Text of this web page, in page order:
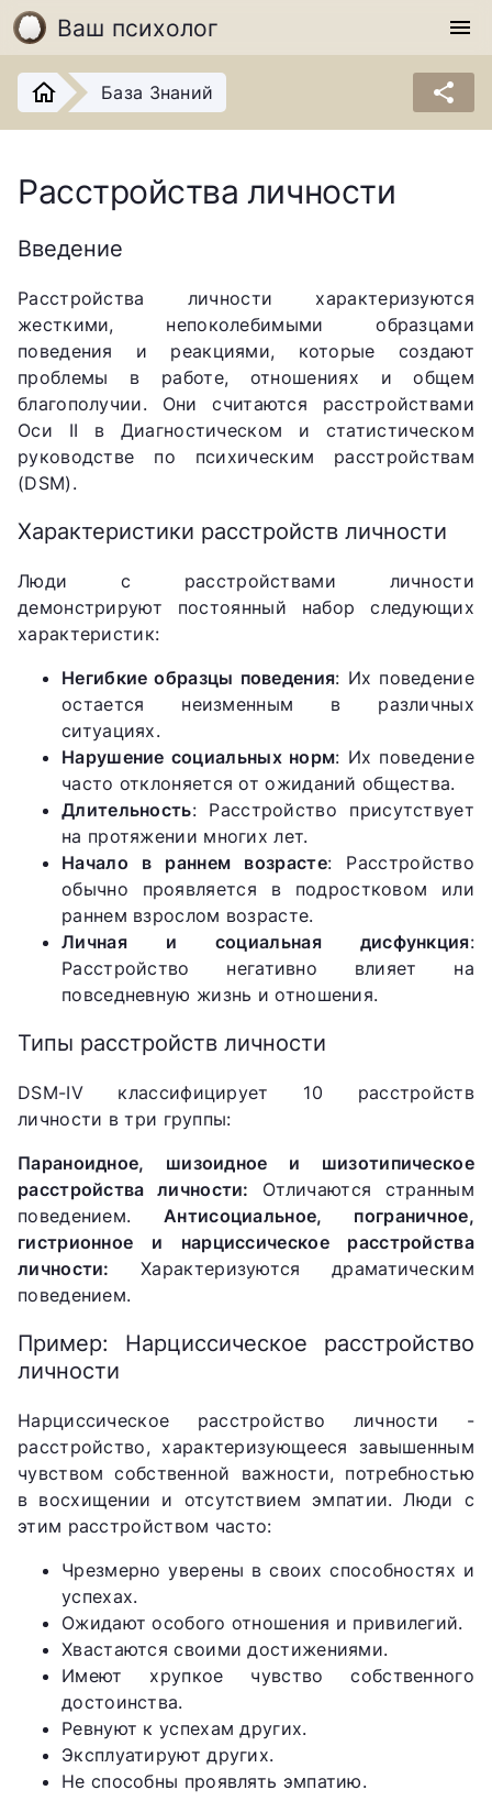
Ваш психолог menu
База Знаний share
Расстройства личности
Введение
Расстройства личности характеризуются
жесткими, непоколебимыми образцами
поведения и реакциями, которые создают
проблемы в работе, отношениях и общем
благополучии. Они считаются расстройствами
Оси II в Диагностическом и статистическом
руководстве по психическим расстройствам
(DSM).
Характеристики расстройств личности
Люди с расстройствами личности
демонстрируют постоянный набор следующих
характеристик:
Негибкие образцы поведения: Их поведение
остается неизменным в различных
ситуациях.
Нарушение социальных норм: Их поведение
часто отклоняется от ожиданий общества.
Длительность: Расстройство присутствует
на протяжении многих лет.
Начало в раннем возрасте: Расстройство
обычно проявляется в подростковом или
раннем взрослом возрасте.
Личная и социальная дисфункция:
Расстройство негативно влияет на
повседневную жизнь и отношения.
Типы расстройств личности
DSM-IV классифицирует 10 расстройств
личности в три группы:
Параноидное, шизоидное и шизотипическое
расстройства личности: Отличаются странным
поведением.Антисоциальное, пограничное,
гистрионное и нарциссическое расстройства
личности: Характеризуются драматическим
поведением.
Пример: Нарциссическое расстройство
личности
Нарциссическое расстройство личности -
расстройство, характеризующееся завышенным
чувством собственной важности, потребностью
в восхищении и отсутствием эмпатии. Люди с
этим расстройством часто:
Чрезмерно уверены в своих способностях и
успехах.
Ожидают особого отношения и привилегий.
Хвастаются своими достижениями.
Имеют хрупкое чувство собственного
достоинства.
Ревнуют к успехам других.
Эксплуатируют других.
Не способны проявлять эмпатию.